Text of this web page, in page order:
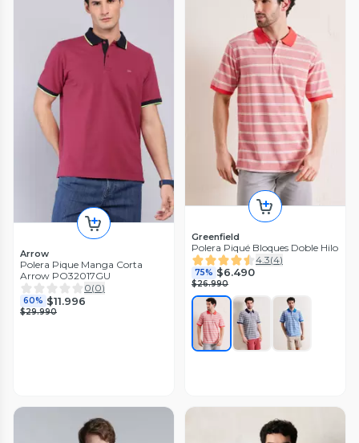
Arrow
Polera Pique Manga Corta
Arrow PO32017GU
0(0)
60% $11.996
$29.990
Greenfield
Polera Piqué Bloques Doble Hilo
4.3(4)
75% $6.490
$26.990